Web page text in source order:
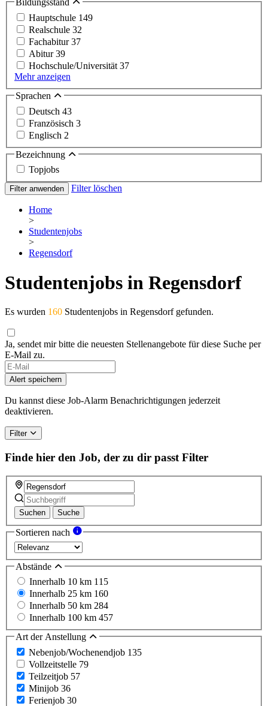
Bildungsstand
Hauptschule 149
Realschule 32
Fachabitur37
Abitur39
Hochschule/Universität 37
Mehr anzeigen
Sprachen
Deutsch 43
Französisch 3
Englisch 2
Bezeichnung
Topjobs
Filter anwenden Filter löschen
Home
>
Studentenjobs
>
Regensdorf
Studentenjobs in Regensdorf
Es wurden 160 Studentenjobs in Regensdorf gefunden.
Ja, sendet mir bitte die neuesten Stellenangebote für diese Suche per
E-Mail zu.
Alert speichern
Du kannst diese Job-Alarm Benachrichtigungen jederzeit
deaktivieren.
Filter
Finde hier den Job, der zu dir passt Filter
Suchen Suche
Sortieren nach
Abstände
Innerhalb 10 km 115
Innerhalb 25 km 160
Innerhalb 50 km 284
Innerhalb 100 km 457
Art der Anstellung
Nebenjob/Wochenendjob 135
Vollzeitstelle 79
Teilzeitjob 57
Minijob 36
Ferienjob 30